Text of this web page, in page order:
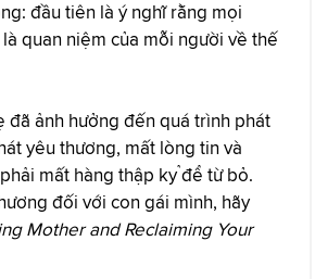
đầu tiên là ý nghĩ rằng mọi
quan niệm của mỗi người về thế
đã ảnh hưởng đến quá trình phát
yêu thương, mất lòng tin và
mất hàng thập kỷ để từ bỏ.
đối với con gái mình, hãy
Mother and Reclaiming Your